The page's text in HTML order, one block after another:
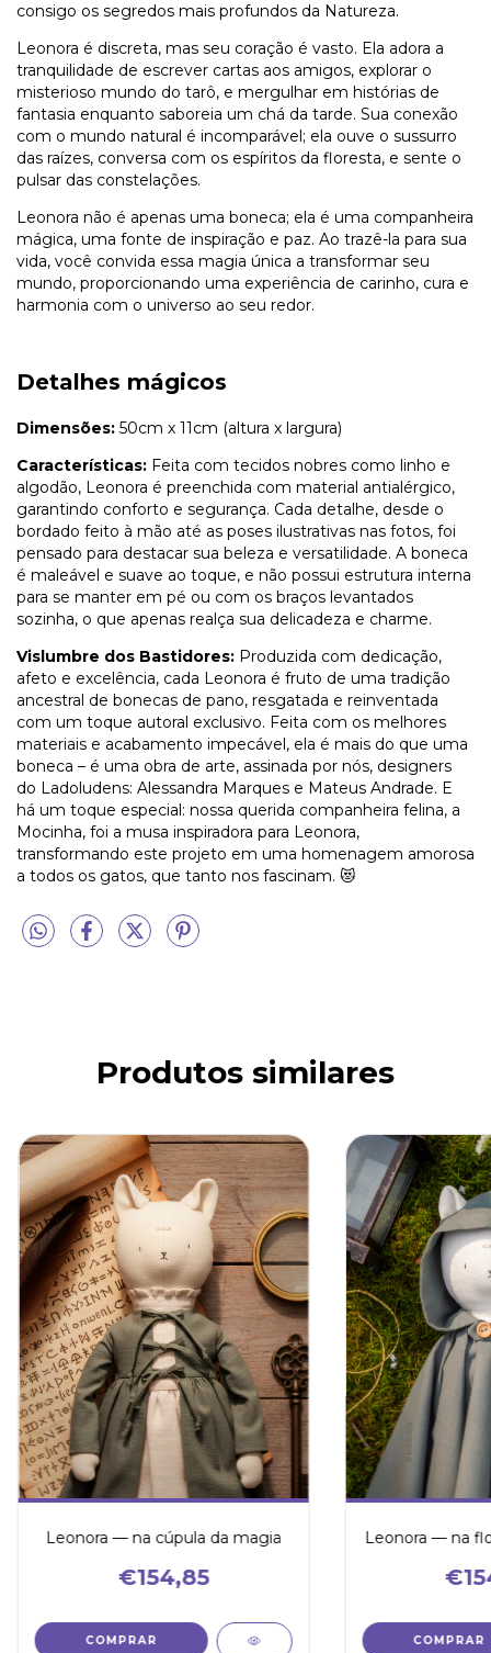
consigo os segredos mais profundos da Natureza.
Leonora é discreta, mas seu coração é vasto. Ela adora a
tranquilidade de escrever cartas aos amigos, explorar o
misterioso mundo do tarô, e mergulhar em histórias de
fantasia enquanto saboreia um chá da tarde. Sua conexão
com o mundo natural é incomparável; ela ouve o sussurro
das raízes, conversa com os espíritos da floresta, e sente o
pulsar das constelações.
Leonora não é apenas uma boneca; ela é uma companheira
mágica, uma fonte de inspiração e paz. Ao trazê-la para sua
vida, você convida essa magia única a transformar seu
mundo, proporcionando uma experiência de carinho, cura e
harmonia com o universo ao seu redor.
Detalhes mágicos
Dimensões: 50cm x 11cm (altura x largura)
Características: Feita com tecidos nobres como linho e
algodão, Leonora é preenchida com material antialérgico,
garantindo conforto e segurança. Cada detalhe, desde o
bordado feito à mão até as poses ilustrativas nas fotos, foi
pensado para destacar sua beleza e versatilidade. A boneca
é maleável e suave ao toque, e não possui estrutura interna
para se manter em pé ou com os braços levantados
sozinha, o que apenas realça sua delicadeza e charme.
Vislumbre dos Bastidores: Produzida com dedicação,
afeto e excelência, cada Leonora é fruto de uma tradição
ancestral de bonecas de pano, resgatada e reinventada
com um toque autoral exclusivo. Feita com os melhores
materiais e acabamento impecável, ela é mais do que uma
boneca – é uma obra de arte, assinada por nós, designers
do Ladoludens: Alessandra Marques e Mateus Andrade. E
há um toque especial: nossa querida companheira felina, a
Mocinha, foi a musa inspiradora para Leonora,
transformando este projeto em uma homenagem amorosa
a todos os gatos, que tanto nos fascinam. 😻
Produtos similares
Leonora — na cúpula da magia
€154,85
Leonora — na